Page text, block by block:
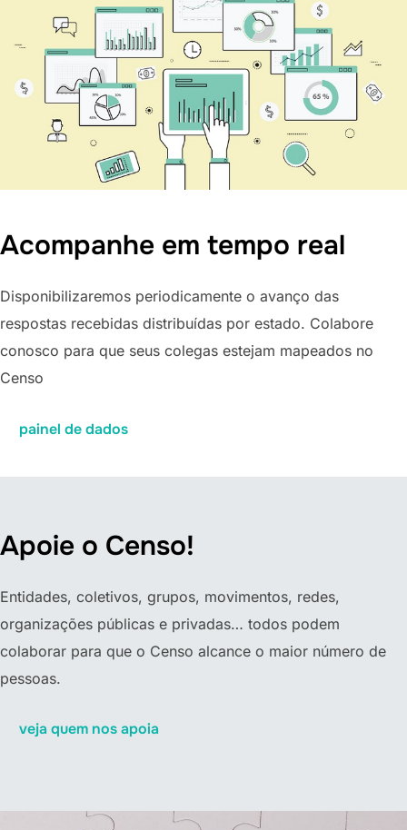
Acompanhe em tempo real
Disponibilizaremos periodicamente o avanço das
respostas recebidas distribuídas por estado. Colabore
conosco para que seus colegas estejam mapeados no
Censo
painel de dados
Apoie o Censo!
Entidades, coletivos, grupos, movimentos, redes,
organizações públicas e privadas… todos podem
colaborar para que o Censo alcance o maior número de
pessoas.
veja quem nos apoia